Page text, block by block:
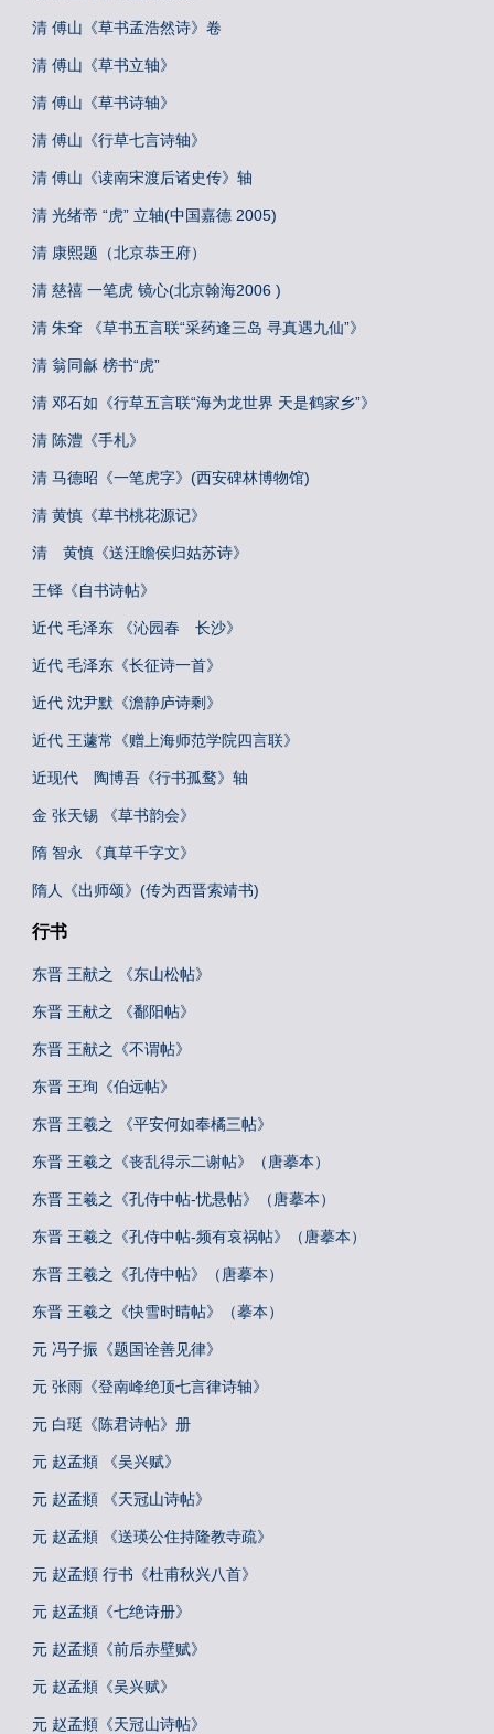
清 傅山《草书孟浩然诗》卷
清 傅山《草书立轴》
清 傅山《草书诗轴》
清 傅山《行草七言诗轴》
清 傅山《读南宋渡后诸史传》轴
清 光绪帝 “虎” 立轴(中国嘉德 2005)
清 康熙题（北京恭王府）
清 慈禧 一笔虎 镜心(北京翰海2006 )
清 朱耷 《草书五言联“采药逢三岛 寻真遇九仙”》
清 翁同龢 榜书“虎”
清 邓石如《行草五言联“海为龙世界 天是鹤家乡”》
清 陈澧《手札》
清 马德昭《一笔虎字》(西安碑林博物馆)
清 黄慎《草书桃花源记》
清 黄慎《送汪瞻侯归姑苏诗》
王铎《自书诗帖》
近代 毛泽东 《沁园春 长沙》
近代 毛泽东《长征诗一首》
近代 沈尹默《澹静庐诗剩》
近代 王蘧常《赠上海师范学院四言联》
近现代 陶博吾《行书孤鹜》轴
金 张天锡 《草书韵会》
隋 智永 《真草千字文》
隋人《出师颂》(传为西晋索靖书)
行书
东晋 王献之 《东山松帖》
东晋 王献之 《鄱阳帖》
东晋 王献之《不谓帖》
东晋 王珣《伯远帖》
东晋 王羲之 《平安何如奉橘三帖》
东晋 王羲之《丧乱得示二谢帖》（唐摹本）
东晋 王羲之《孔侍中帖-忧悬帖》（唐摹本）
东晋 王羲之《孔侍中帖-频有哀祸帖》（唐摹本）
东晋 王羲之《孔侍中帖》（唐摹本）
东晋 王羲之《快雪时晴帖》（摹本）
元 冯子振《题国诠善见律》
元 张雨《登南峰绝顶七言律诗轴》
元 白珽《陈君诗帖》册
元 赵孟頫 《吴兴赋》
元 赵孟頫 《天冠山诗帖》
元 赵孟頫 《送瑛公住持隆教寺疏》
元 赵孟頫 行书《杜甫秋兴八首》
元 赵孟頫《七绝诗册》
元 赵孟頫《前后赤壁赋》
元 赵孟頫《吴兴赋》
元 赵孟頫《天冠山诗帖》